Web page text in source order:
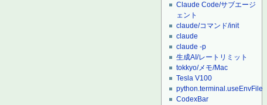
Claude Code/サブエージ
ェント
claude/コマンド/init
claude
claude -p
生成AI/レートリミット
tokkyo/メモ/Mac
Tesla V100
python.terminal.useEnvFile
CodexBar